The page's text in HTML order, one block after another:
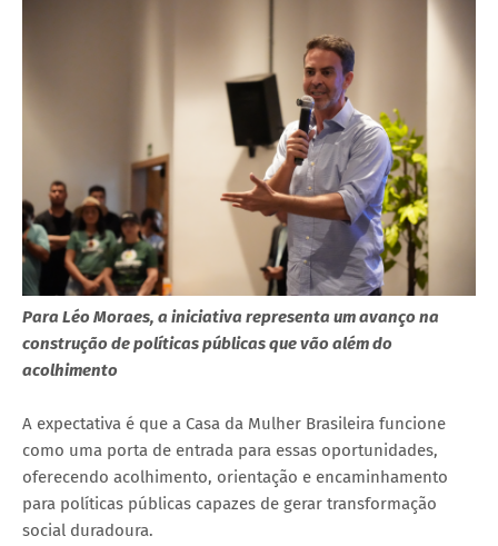
Para Léo Moraes, a iniciativa representa um avanço na
construção de políticas públicas que vão além do
acolhimento
A expectativa é que a Casa da Mulher Brasileira funcione
como uma porta de entrada para essas oportunidades,
oferecendo acolhimento, orientação e encaminhamento
para políticas públicas capazes de gerar transformação
social duradoura.